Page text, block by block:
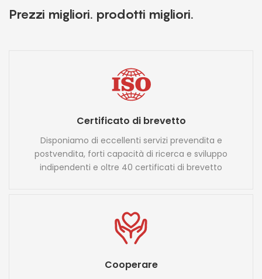
Prezzi migliori. prodotti migliori.
Certificato di brevetto
Disponiamo di eccellenti servizi prevendita e
postvendita, forti capacità di ricerca e sviluppo
indipendenti e oltre 40 certificati di brevetto
Cooperare